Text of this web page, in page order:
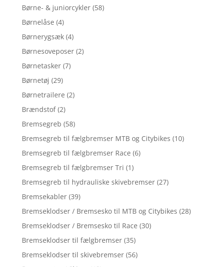
Børne- & juniorcykler (58)
Børnelåse (4)
Børnerygsæk (4)
Børnesoveposer (2)
Børnetasker (7)
Børnetøj (29)
Børnetrailere (2)
Brændstof (2)
Bremsegreb (58)
Bremsegreb til fælgbremser MTB og Citybikes (10)
Bremsegreb til fælgbremser Race (6)
Bremsegreb til fælgbremser Tri (1)
Bremsegreb til hydrauliske skivebremser (27)
Bremsekabler (39)
Bremseklodser / Bremsesko til MTB og Citybikes (28)
Bremseklodser / Bremsesko til Race (30)
Bremseklodser til fælgbremser (35)
Bremseklodser til skivebremser (56)